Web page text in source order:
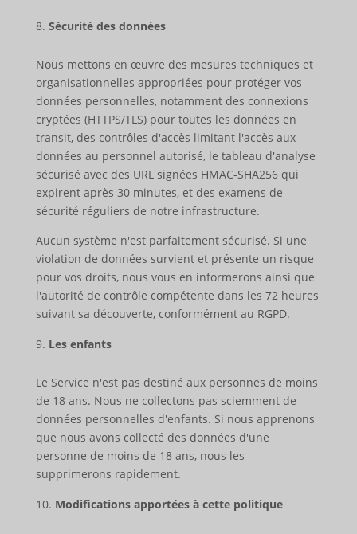
Sécurité des données
Nous mettons en œuvre des mesures techniques et
organisationnelles appropriées pour protéger vos
données personnelles, notamment des connexions
cryptées (HTTPS/TLS) pour toutes les données en
transit, des contrôles d'accès limitant l'accès aux
données au personnel autorisé, le tableau d'analyse
sécurisé avec des URL signées HMAC-SHA256 qui
expirent après 30 minutes, et des examens de
sécurité réguliers de notre infrastructure.
Aucun système n'est parfaitement sécurisé. Si une
violation de données survient et présente un risque
pour vos droits, nous vous en informerons ainsi que
l'autorité de contrôle compétente dans les 72 heures
suivant sa découverte, conformément au RGPD.
Les enfants
Le Service n'est pas destiné aux personnes de moins
de 18 ans. Nous ne collectons pas sciemment de
données personnelles d'enfants. Si nous apprenons
que nous avons collecté des données d'une
personne de moins de 18 ans, nous les
supprimerons rapidement.
Modifications apportées à cette politique